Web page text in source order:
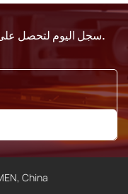
سجل اليوم لتحصل على أحدث الإلهامات والأفكار.
China